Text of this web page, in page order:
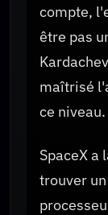
compte,
être pas
maîtrisé
ce niveau.
SpaceX a
trouver